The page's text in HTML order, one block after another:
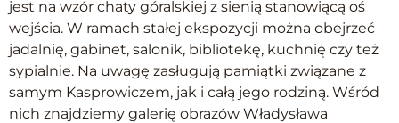
jest na wzór chaty góralskiej z sienią stanowiącą oś
wejścia. W ramach stałej ekspozycji można obejrzeć
jadalnię, gabinet, salonik, bibliotekę, kuchnię czy też
sypialnie. Na uwagę zasługują pamiątki związane z
samym Kasprowiczem, jak i całą jego rodziną. Wśród
nich znajdziemy galerię obrazów Władysława